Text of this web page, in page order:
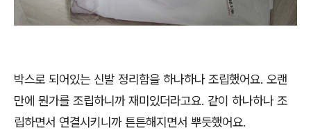
박스로 되어있는 신발 정리함을 하나하나 조립했어요. 오랜
만에 뭔가를 조립하니까 재미있더라고요. 같이 하나하나 조
립하면서 연결시키니까 튼튼해지면서 뿌듯했어요.